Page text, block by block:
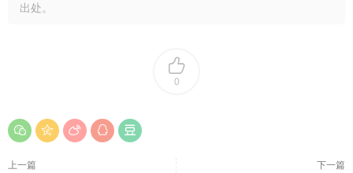
出处。
0
上一篇 下一篇